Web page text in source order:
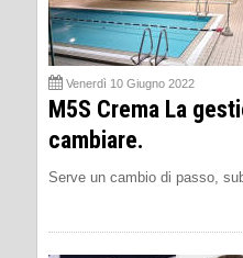
Venerdì 10 Giugno 2022
M5S Crema La
cambiare.
Serve un cambio di passo,